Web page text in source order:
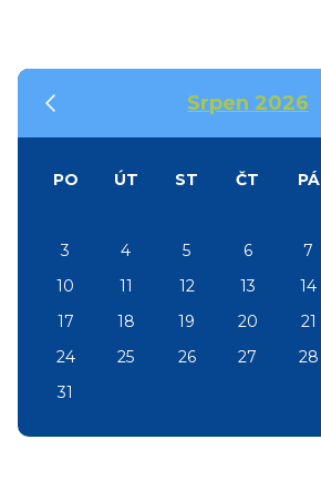
Srpen 2026
PO ÚT ST ČT PÁ
3
4 5 6 7
10
11 12 13 14
17
18 19 20 21
24
25 26 27 28
31